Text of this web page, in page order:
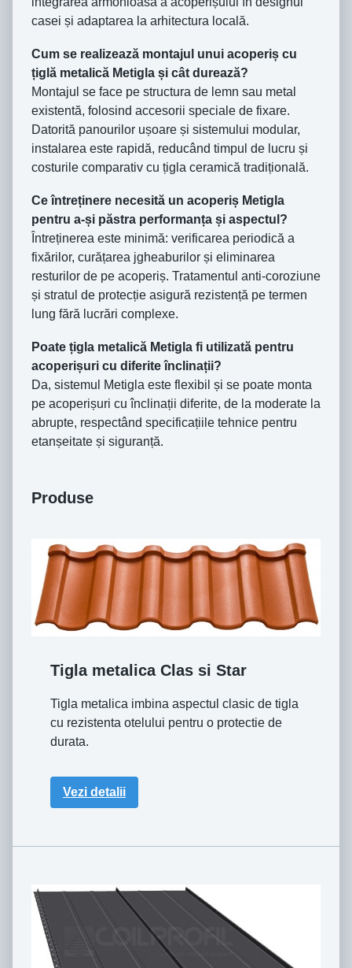
casei și adaptarea la arhitectura locală.
Cum se realizează montajul unui acoperiș cu
țiglă metalică Metigla și cât durează?
Montajul se face pe structura de lemn sau metal
existentă, folosind accesorii speciale de fixare.
Datorită panourilor ușoare și sistemului modular,
instalarea este rapidă, reducând timpul de lucru și
costurile comparativ cu țigla ceramică tradițională.
Ce întreținere necesită un acoperiș Metigla
pentru a-și păstra performanța și aspectul?
Întreținerea este minimă: verificarea periodică a
fixărilor, curățarea jgheaburilor și eliminarea
resturilor de pe acoperiș. Tratamentul anti-coroziune
și stratul de protecție asigură rezistență pe termen
lung fără lucrări complexe.
Poate țigla metalică Metigla fi utilizată pentru
acoperișuri cu diferite înclinații?
Da, sistemul Metigla este flexibil și se poate monta
pe acoperișuri cu înclinații diferite, de la moderate la
abrupte, respectând specificațiile tehnice pentru
etanșeitate și siguranță.
Produse
Tigla metalica Clas si Star
Tigla metalica imbina aspectul clasic de tigla
cu rezistenta otelului pentru o protectie de
durata.
Vezi detalii